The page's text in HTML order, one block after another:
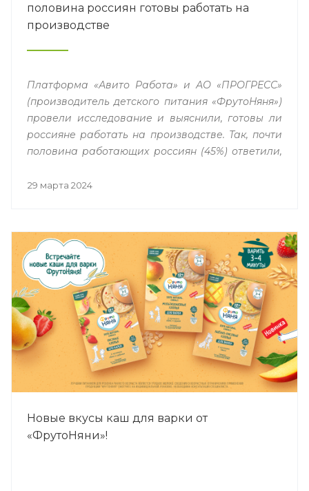
половина россиян готовы работать на
производстве
Платформа «Авито Работа» и АО «ПРОГРЕСС»
(производитель детского питания «ФрутоНяня»)
провели исследование и выяснили, готовы ли
россияне работать на производстве. Так, почти
половина работающих россиян (45%) ответили,
заводе по рабочей специальности, если бы
машиностроения и робототехники, 23% — в
нефтегазовой отрасли, а 20% респондентов
отметили, что выбрали бы работу в пищевой
промышленности.
29 марта 2024
Новые вкусы каш для варки от
«ФрутоНяни»!